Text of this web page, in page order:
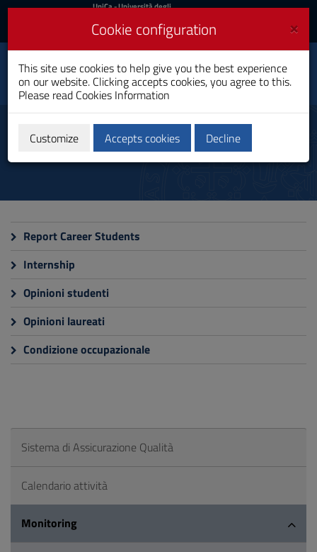
Skip
Content
to
Go
Footer
UniCa
Login
UniCa- Università degli
Login UniCA News
Toggle
navigation
Pedagogical Science
and Educational
Processes
Master's Degree
Monitoring
Report Career Students
Internship
Opinioni studenti
Opinioni laureati
Condizione occupazionale
Sistema di Assicurazione Qualità
Calendario attività
Monitoring
×
Cookie configuration
This site use cookies to help give you the best experience
on our website. Clicking accepts cookies, you agree to this.
Please read Cookies Information
Customize Accepts cookies Decline